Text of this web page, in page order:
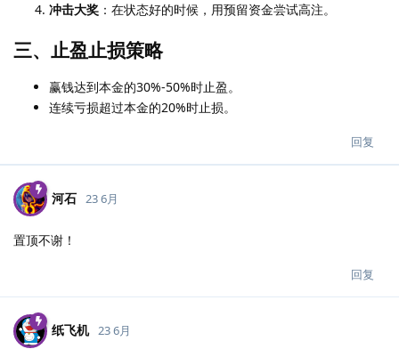
冲击大奖 ：在状态好的时候，用预留资金尝试高注。
三、止盈止损策略
赢钱达到本金的30%-50%时止盈。
连续亏损超过本金的20%时止损。
回复
河石 23 6月
置顶不谢！
回复
纸飞机 23 6月